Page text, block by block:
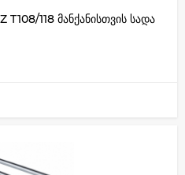
118 მანქანისთვის სადა